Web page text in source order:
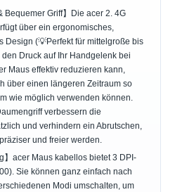
Bequemer Griff】Die acer 2. 4G
über ein ergonomisches,
Design (💡Perfekt für mittelgroße bis
Druck auf Ihr Handgelenk bei
Maus effektiv reduzieren kann,
über einen längeren Zeitraum so
wie möglich verwenden können.
verbessern die
und verhindern ein Abrutschen,
und freier werden.
】acer Maus kabellos bietet 3 DPI-
Sie können ganz einfach nach
Modi umschalten, um